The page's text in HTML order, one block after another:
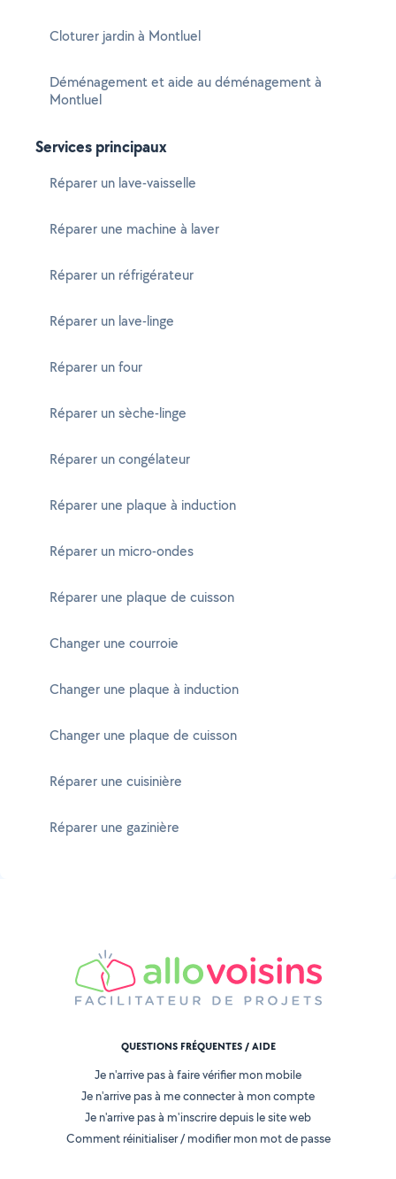
Cloturer jardin à Montluel
Déménagement et aide au déménagement à
Montluel
Services principaux
Réparer un lave-vaisselle
Réparer une machine à laver
Réparer un réfrigérateur
Réparer un lave-linge
Réparer un four
Réparer un sèche-linge
Réparer un congélateur
Réparer une plaque à induction
Réparer un micro-ondes
Réparer une plaque de cuisson
Changer une courroie
Changer une plaque à induction
Changer une plaque de cuisson
Réparer une cuisinière
Réparer une gazinière
QUESTIONS FRÉQUENTES / AIDE
Je n'arrive pas à faire vérifier mon mobile
Je n'arrive pas à me connecter à mon compte
Je n'arrive pas à m'inscrire depuis le site web
Comment réinitialiser / modifier mon mot de passe